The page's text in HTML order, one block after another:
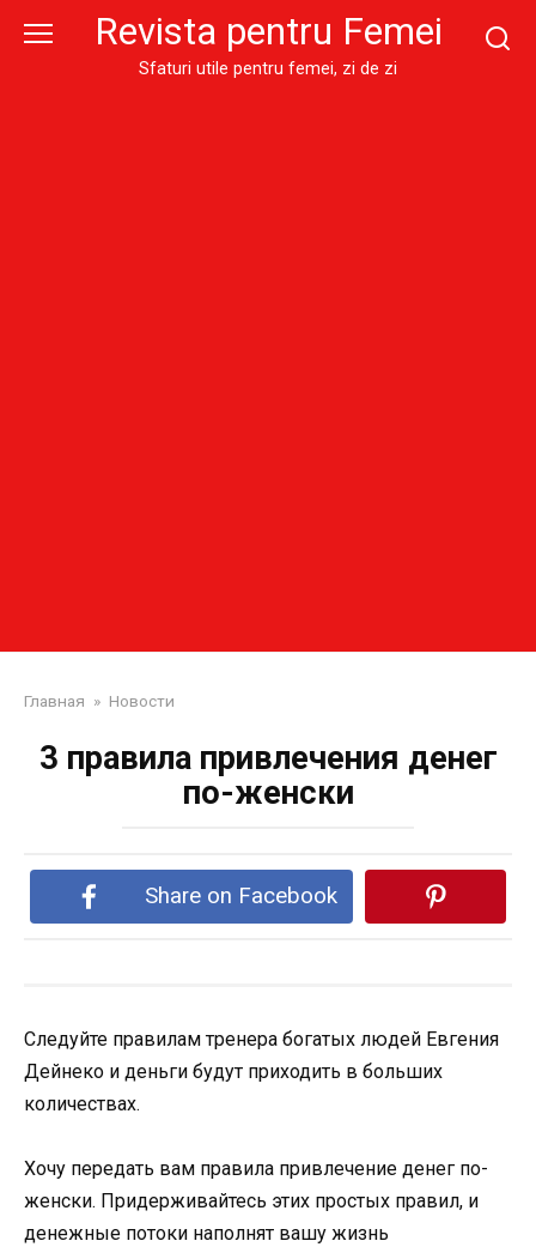
Revista pentru Femei
Sfaturi utile pentru femei, zi de zi
Главная » Новости
3 правила привлечения денег
по-женски
Share on Facebook
Следуйте правилам тренера богатых людей Евгения
Дейнеко и деньги будут приходить в больших
количествах.
Хочу передать вам правила привлечение денег по-
женски. Придерживайтесь этих простых правил, и
денежные потоки наполнят вашу жизнь